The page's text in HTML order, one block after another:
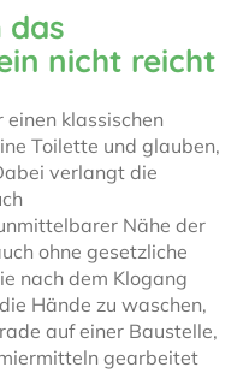
das
nicht reicht
klassischen
Toilette und glauben,
verlangt die
Nähe der
ohne gesetzliche
nach dem Klogang
Hände zu waschen,
auf einer Baustelle,
gearbeitet